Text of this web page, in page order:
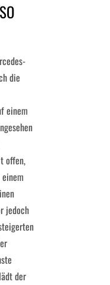
die
einem
offen,
jedoch
der